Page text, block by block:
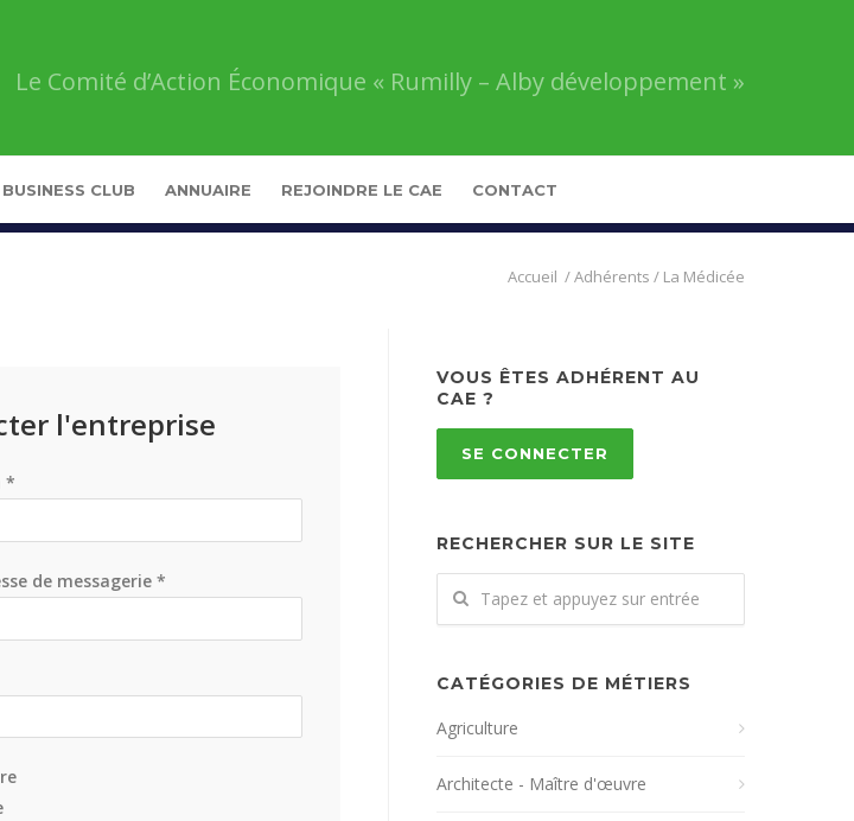
Le Comité d’Action Économique « Rumilly – Alby développement »
CLUB ANNUAIRE REJOINDRE LE CAE CONTACT
Comité
–
développement
»
/Adhérents / La Médicée
l'entreprise
*
de messagerie *
VOUS ÊTES ADHÉRENT AU
CAE ?
SE CONNECTER
RECHERCHER SUR LE SITE
CATÉGORIES DE MÉTIERS
Agriculture
Architecte - Maître d'œuvre